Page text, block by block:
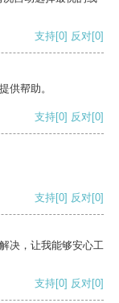
支持[0] 反对[0]
供帮助。
支持[0] 反对[0]
支持[0] 反对[0]
决，让我能够安心工
支持[0] 反对[0]